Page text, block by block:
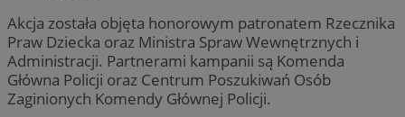
Akcja została objęta honorowym patronatem Rzecznika
Praw Dziecka oraz Ministra Spraw Wewnętrznych i
Administracji. Partnerami kampanii są Komenda
Główna Policji oraz Centrum Poszukiwań Osób
Zaginionych Komendy Głównej Policji.